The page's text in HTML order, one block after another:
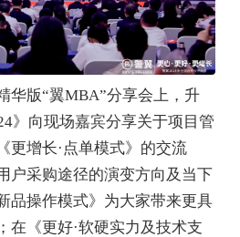
版“翼MBA”分享会上，升
》向现场嘉宾分享关于项目管
更增长·点单模式》的交流
户采购途径的演变方向及当下
品操作模式》为大家带来更具
在《更好·软硬实力及技术支